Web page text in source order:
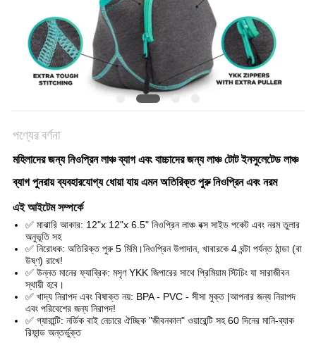
পণ্যের বর্ণনা
মহিলাদের জন্য নিওপ্রিন লাঞ্চ ব্যাগ এবং বাচ্চাদের জন্য লাঞ্চ টোট ইনসুলেটেড লাঞ্চ
ব্যাগ পুনরায় ব্যবহারযোগ্য ধোয়া যায় এমন অতিরিক্ত পুরু নিওপ্রিন এবং নরম
এই আইটেম সম্পর্কে
✅ মাঝারি আকার: 12"x 12"x 6.5" নিওপ্রিন লাঞ্চ বক্স সাইড পকেট এবং নরম তুলার
অনুভূতি সহ
✅ নিরোধক: অতিরিক্ত পুরু 5 মিমি।নিওপ্রিন উপাদান, খাবারকে 4 ঘন্টা পর্যন্ত ঠান্ডা (বা
উষ্ণ) রাখে!
✅ উন্নত মানের ফ্যাব্রিক: মসৃণ YKK জিপারের সাথে প্রিমিয়াম স্টিচিং যা সারাজীবন
স্থায়ী হবে।
✅ খাদ্য নিরাপদ এবং বিষাক্ত নয়: BPA - PVC - সীসা মুক্ত |আপনার জন্য নিরাপদ
এবং পরিবেশের জন্য নিরাপদ!
✅ গ্যারান্টি: নর্ডিক বাই নেচারে ঐচ্ছিক "জীবনকাল" ওয়ারেন্টি সহ 60 দিনের মানি-ব্যাক
রিফান্ড অন্তর্ভুক্ত